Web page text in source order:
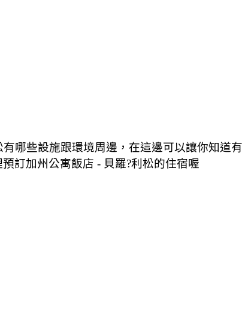
哪些設施跟環境周邊，在這邊可以讓你知道有
訂加州公寓飯店 - 貝羅?利松的住宿喔